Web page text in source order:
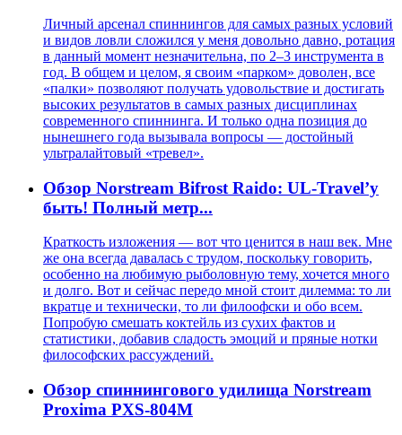
Личный арсенал спиннингов для самых разных условий
и видов ловли сложился у меня довольно давно, ротация
в данный момент незначительна, по 2–3 инструмента в
год. В общем и целом, я своим «парком» доволен, все
«палки» позволяют получать удовольствие и достигать
высоких результатов в самых разных дисциплинах
современного спиннинга. И только одна позиция до
нынешнего года вызывала вопросы — достойный
ультралайтовый «тревел».
Обзор Norstream Bifrost Raido: UL-Travel’у
быть! Полный метр...
Краткость изложения — вот что ценится в наш век. Мне
же она всегда давалась с трудом, поскольку говорить,
особенно на любимую рыболовную тему, хочется много
и долго. Вот и сейчас передо мной стоит дилемма: то ли
вкратце и технически, то ли филоофски и обо всем.
Попробую смешать коктейль из сухих фактов и
статистики, добавив сладость эмоций и пряные нотки
философских рассуждений.
Обзор спиннингового удилища Norstream
Proxima PXS-804M